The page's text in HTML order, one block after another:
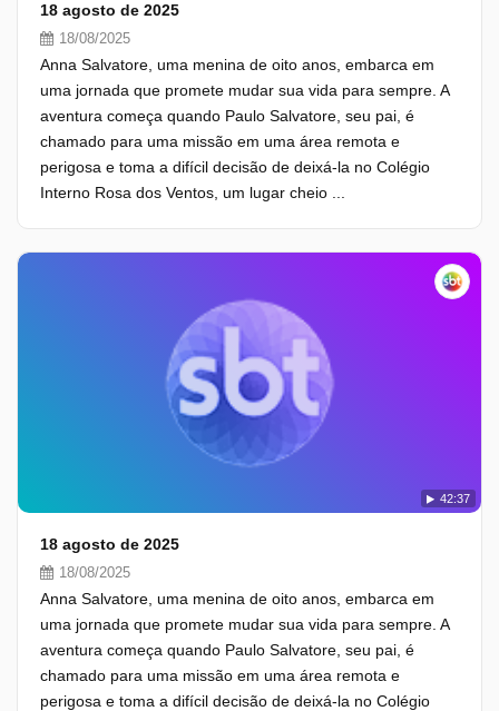
18 agosto de 2025
18/08/2025
Anna Salvatore, uma menina de oito anos, embarca em
uma jornada que promete mudar sua vida para sempre. A
aventura começa quando Paulo Salvatore, seu pai, é
chamado para uma missão em uma área remota e
perigosa e toma a difícil decisão de deixá-la no Colégio
Interno Rosa dos Ventos, um lugar cheio ...
42:37
18 agosto de 2025
18/08/2025
Anna Salvatore, uma menina de oito anos, embarca em
uma jornada que promete mudar sua vida para sempre. A
aventura começa quando Paulo Salvatore, seu pai, é
chamado para uma missão em uma área remota e
perigosa e toma a difícil decisão de deixá-la no Colégio